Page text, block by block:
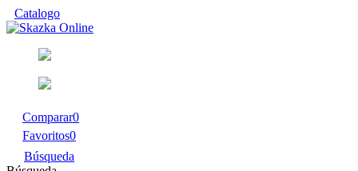
Catalogo
Comparar0
Favoritos0
Búsqueda